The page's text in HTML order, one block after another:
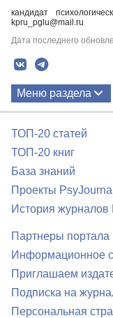
кандидат
kpru_pglu@mail.ru
Дата последнего
Меню раздела
ТОП-20 статей
ТОП-20 книг
База знаний
Проекты
История
Партнеры портала
Информационное
Приглашаем
Подписка на
Персональная